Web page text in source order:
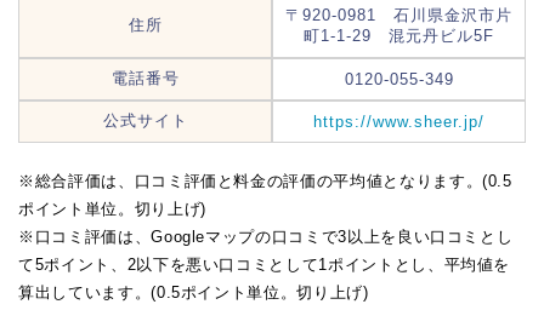
住所
〒920-0981 石川県金沢市片
町1-1-29 混元丹ビル5F
電話番号 0120-055-349
公式サイト https://www.sheer.jp/
※総合評価は、口コミ評価と料金の評価の平均値となります。(0.5
ポイント単位。切り上げ)
※口コミ評価は、Googleマップの口コミで3以上を良い口コミとし
て5ポイント、2以下を悪い口コミとして1ポイントとし、平均値を
算出しています。(0.5ポイント単位。切り上げ)